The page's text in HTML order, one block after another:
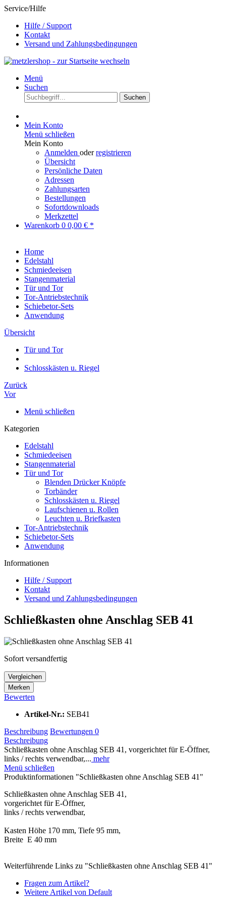
Service/Hilfe
Hilfe / Support
Kontakt
Versand und Zahlungsbedingungen
Menü
Suchen
Suchen
Mein Konto
Menü schließen
Mein Konto
Anmelden oderregistrieren
Übersicht
Persönliche Daten
Adressen
Zahlungsarten
Bestellungen
Sofortdownloads
Merkzettel
Warenkorb 0 0,00 € *
Home
Edelstahl
Schmiedeeisen
Stangenmaterial
Tür und Tor
Tor-Antriebstechnik
Schiebetor-Sets
Anwendung
Übersicht
Tür und Tor
Schlosskästen u. Riegel
Zurück
Vor
Menü schließen
Kategorien
Edelstahl
Schmiedeeisen
Stangenmaterial
Tür und Tor
Blenden Drücker Knöpfe
Torbänder
Schlosskästen u. Riegel
Laufschienen u. Rollen
Leuchten u. Briefkasten
Tor-Antriebstechnik
Schiebetor-Sets
Anwendung
Informationen
Hilfe / Support
Kontakt
Versand und Zahlungsbedingungen
Schließkasten ohne Anschlag SEB 41
Sofort versandfertig
Vergleichen
Merken
Bewerten
Artikel-Nr.: SEB41
Beschreibung Bewertungen 0
Beschreibung
Schließkasten ohne Anschlag SEB 41, vorgerichtet für E-Öffner,
links / rechts verwendbar,... mehr
Menü schließen
Produktinformationen "Schließkasten ohne Anschlag SEB 41"
Schließkasten ohne Anschlag SEB 41,
vorgerichtet für E-Öffner,
links / rechts verwendbar,
Kasten Höhe 170 mm, Tiefe 95 mm,
Breite E 40 mm
Weiterführende Links zu "Schließkasten ohne Anschlag SEB 41"
Fragen zum Artikel?
Weitere Artikel von Default